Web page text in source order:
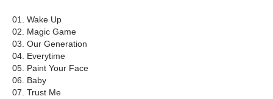
01. Wake Up
02. Magic Game
03. Our Generation
04. Everytime
05. Paint Your Face
06. Baby
07. Trust Me